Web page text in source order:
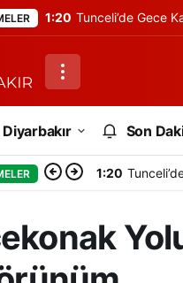
1:20 Tunceli’de Gece
Diyarbakır Son
1:20